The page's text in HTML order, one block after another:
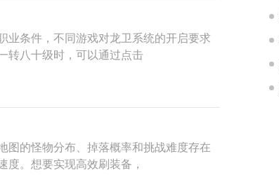
业条件，不同游戏对龙卫系统的开启要求
转八十级时，可以通过点击
图的怪物分布、掉落概率和挑战难度存在
度。想要实现高效刷装备，